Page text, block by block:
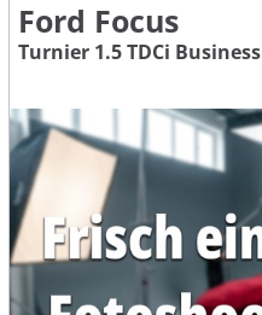
Ford Focus
Turnier 1.5 TDCi Business